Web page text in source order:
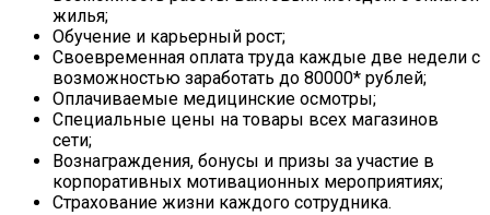
жилья;
Обучение и карьерный рост;
Своевременная оплата труда каждые две недели с
возможностью заработать до 80000* рублей;
Оплачиваемые медицинские осмотры;
Специальные цены на товары всех магазинов
сети;
Вознаграждения, бонусы и призы за участие в
корпоративных мотивационных мероприятиях;
Страхование жизни каждого сотрудника.